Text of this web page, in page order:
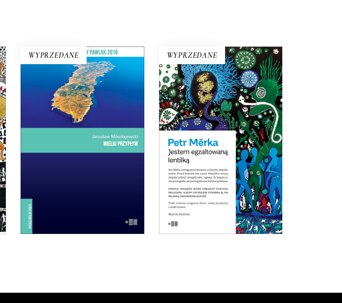
WYPRZEDANE
WIELKI PRZYPŁYW
Mikołajewski z czułością i
delikatnością kreśli reporterski
portret wyspy – przedsionka
Ziemi Obiecanej uchodźców.
Lampedusa jest kroplą: skupiają
WYPRZEDANE
E-BOOK DO
KOSZYKA
JESTEM EGZALTOWANĄ
LENTILKĄ
Opowiadania surrealistyczne,
science fiction o dewiantach,
horror erotyczny, pornograficzna
krytyka społeczna. Ta książką
wprawiła w zdumienie nawet
czeskich czytelników!